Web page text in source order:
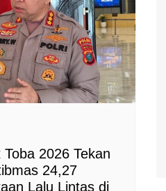
2026 Tekan
24,27
Lalu Lintas di